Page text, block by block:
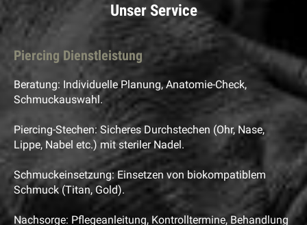
Unser Service
Piercing Dienstleistung
Beratung: Individuelle Planung, Anatomie-Check,
Schmuckauswahl.
Piercing-Stechen: Sicheres Durchstechen (Ohr, Nase,
Lippe, Nabel etc.) mit steriler Nadel.
Schmuckeinsetzung: Einsetzen von biokompatiblem
Schmuck (Titan, Gold).
Nachsorge: Pflegeanleitung, Kontrolltermine, Behandlung